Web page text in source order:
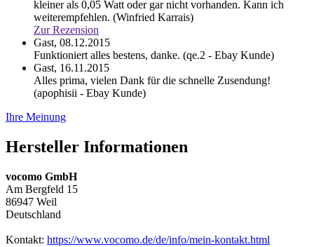
kleiner als 0,05 Watt oder gar nicht vorhanden. Kann ich
weiterempfehlen. (Winfried Karrais)
Zur Rezension
Gast, 08.12.2015
Funktioniert alles bestens, danke. (qe.2 - Ebay Kunde)
Gast, 16.11.2015
Alles prima, vielen Dank für die schnelle Zusendung!
(apophisii - Ebay Kunde)
Ihre Meinung
Hersteller Informationen
vocomo GmbH
Am Bergfeld 15
86947 Weil
Deutschland
Kontakt: https://www.vocomo.de/de/info/mein-kontakt.html